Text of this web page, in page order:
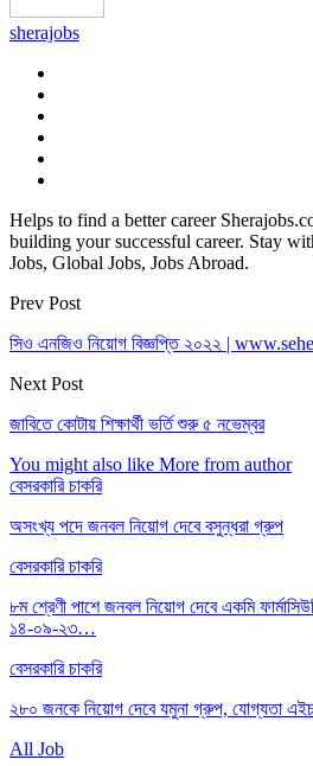
sherajobs
Helps to find a better career
building your successful career. Stay
Jobs, Global Jobs, Jobs Abroad.
Prev Post
সিও এনজিও নিয়োগ বিজ্ঞপ্তি ২০২২ |
Next Post
জাবিতে কোটায় শিক্ষার্থী ভর্তি শুরু ৫ নভেম্বর
You might also like More from author
বেসরকারি চাকরি
অসংখ্য পদে জনবল নিয়োগ দেবে বসুন্ধরা গ্রুপ
বেসরকারি চাকরি
৮ম শ্রেণী পাশে জনবল নিয়োগ দেবে একমি
১৪-০৯-২৩…
বেসরকারি চাকরি
২৮০ জনকে নিয়োগ দেবে যমুনা গ্রুপ, যোগ্যতা
All Job